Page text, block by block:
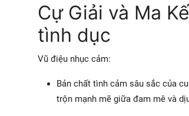
Cự Giải và Ma
tình dục
Vũ điệu nhục cảm:
Bản chất tình cảm sâu sắc của
trộn mạnh mẽ giữa đam mê và